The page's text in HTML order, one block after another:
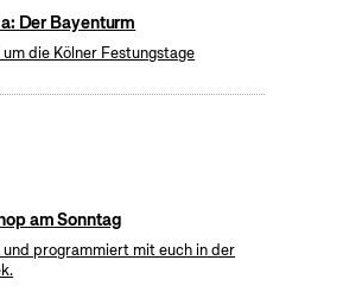
Der Bayenturm
die Kölner Festungstage
am Sonntag
programmiert mit euch in der